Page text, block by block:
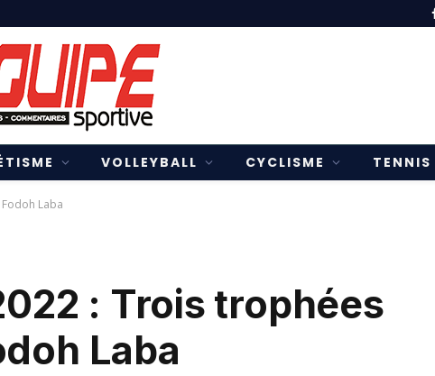
VOLLEYBALL CYCLISME TENNIS
Laba
: Trois trophées
Laba